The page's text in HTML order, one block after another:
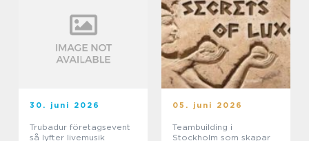
30. juni 2026
Trubadur företagsevent
så lyfter livemusik
05. juni 2026
Teambuilding i
Stockholm som skapar